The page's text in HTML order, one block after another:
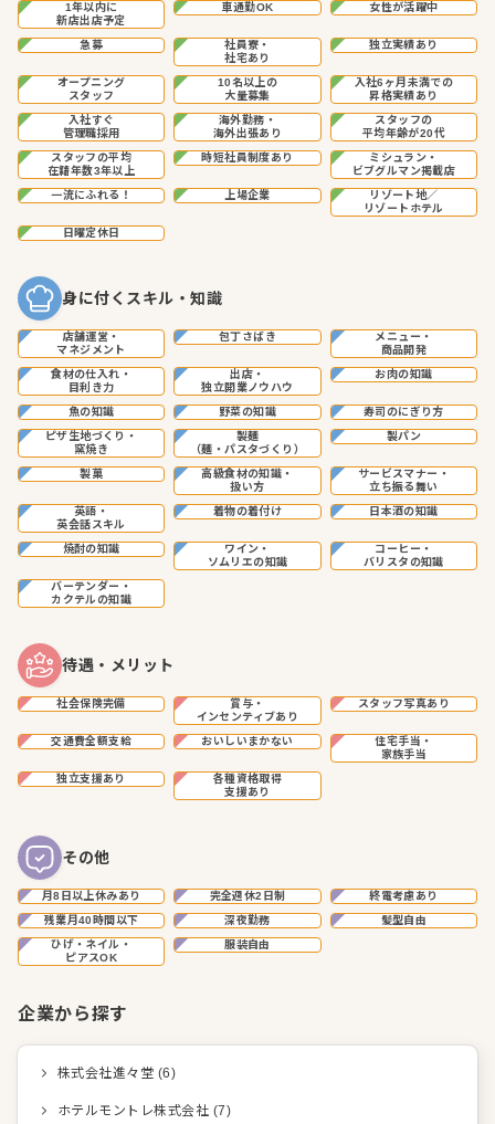
1年以内に
新店出店予定
車通勤OK 女性が活躍中
急募
社員寮・
社宅あり
独立実績あり
オープニング
スタッフ
10名以上の
大量募集
入社6ヶ月未満での
昇格実績あり
入社すぐ
管理職採用
海外勤務・
海外出張あり
スタッフの
平均年齢が20代
スタッフの平均
在籍年数3年以上
時短社員制度あり
ミシュラン・
ビブグルマン掲載店
一流にふれる！
上場企業
リゾート地／
リゾートホテル
日曜定休日
身に付くスキル・知識
店舗運営・
マネジメント
包丁さばき
メニュー・
商品開発
食材の仕入れ・
目利き力
出店・
独立開業ノウハウ
お肉の知識
魚の知識 野菜の知識
寿司のにぎり方
ピザ生地づくり・
窯焼き
製麺
（麺・パスタづくり）
製パン
製菓
高級食材の知識・
扱い方
サービスマナー・
立ち振る舞い
英語・
英会話スキル
着物の着付け 日本酒の知識
焼酎の知識
ワイン・
ソムリエの知識
コーヒー・
バリスタの知識
バーテンダー・
カクテルの知識
待遇・メリット
社会保険完備
賞与・
インセンティブあり
スタッフ写真あり
交通費全額支給 おいしいまかない
住宅手当・
家族手当
独立支援あり
各種資格取得
支援あり
その他
月8日以上休みあり 完全週休2日制
終電考慮あり
残業月40時間以下
深夜勤務
髪型自由
ひげ・ネイル・
ピアスOK
服装自由
企業から探す
株式会社進々堂 (6)
ホテルモントレ株式会社 (7)